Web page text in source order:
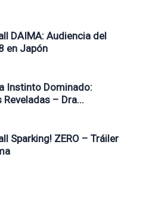
DAIMA: Audiencia del
en Japón
Instinto Dominado:
Reveladas – Dra...
Sparking! ZERO – Tráiler